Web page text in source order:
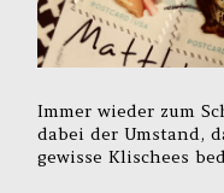
Immer wieder zum
dabei der Umstand,
gewisse Klischees